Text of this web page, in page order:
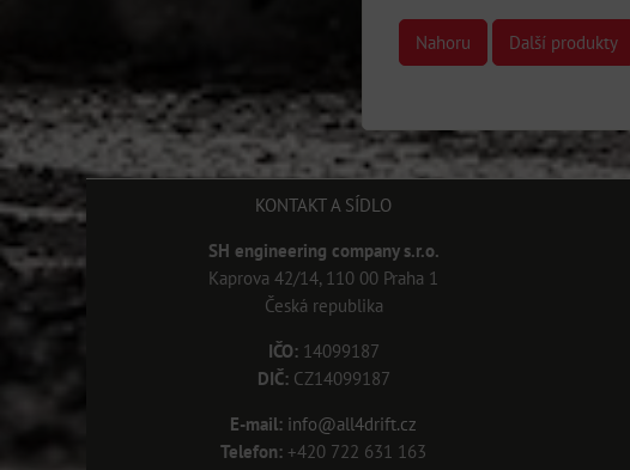
Nahoru Další produkty
KONTAKT A SÍDLO
SH engineering company s.r.o.
Kaprova 42/14, 110 00 Praha 1
Česká republika
IČO:14099187
DIČ:CZ14099187
E-mail: info@all4drift.cz
Telefon: +420 722 631 163